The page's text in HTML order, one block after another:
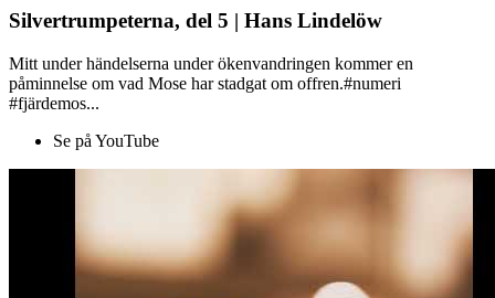
Silvertrumpeterna, del 5 | Hans Lindelöw
Mitt under händelserna under ökenvandringen kommer en
påminnelse om vad Mose har stadgat om offren.#numeri
#fjärdemos...
Se på YouTube